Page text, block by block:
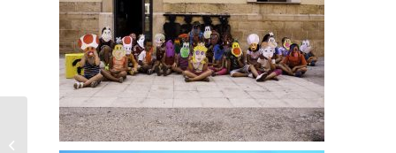
Comença la Festa
Major de Riba-roja